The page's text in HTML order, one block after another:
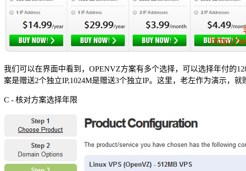
我们可以在界面中看到，OPENVZ方案有多个选择，可以选择年付的
案是赠送2个独立IP,1024M是赠送3个独立IP。这里，老左作为演示，
C - 核对方案选择年限